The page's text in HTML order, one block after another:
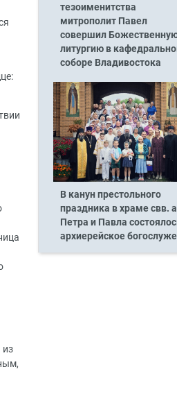
из
тезоименитства
митрополит Павел
совершил
литургию в
соборе Владивостока
В канун престольного
праздника в храме свв.
Петра и Павла
архиерейское